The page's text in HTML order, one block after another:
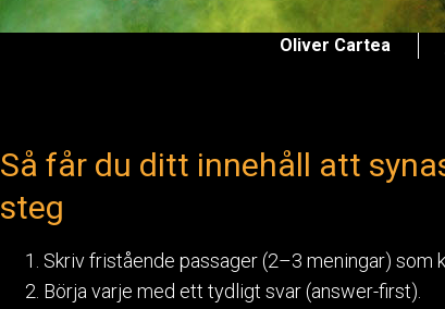
Oliver Cartea
Så får du ditt innehåll att
steg
Skriv fristående passager (2–3 meningar) som
Börja varje med ett tydligt svar (answer-first).